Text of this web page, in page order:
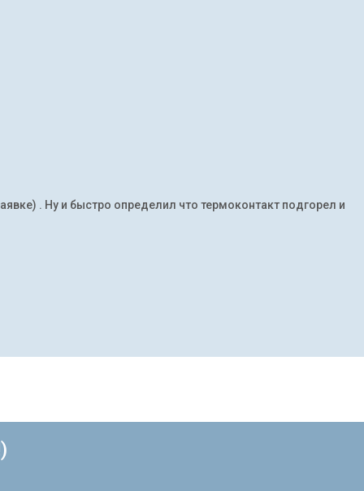
. Ну и быстро определил что термоконтакт подгорел и